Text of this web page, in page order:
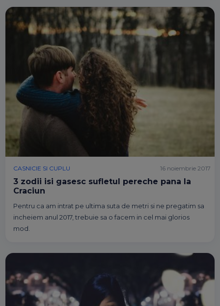
CASNICIE SI CUPLU
3 zodii isi gasesc sufletul pereche pana la
Craciun
Pentru ca am intrat pe ultima suta de metri si ne pregatim sa
incheiem anul 2017, trebuie sa o facem in cel mai glorios
mod.
16 noiembrie 2017